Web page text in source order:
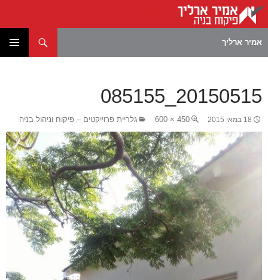
אמיר ארליך
20150515_085155
18 במאי 2015 450 × 600 גלריית פרוייקטים – פיקוח וניהול בניה